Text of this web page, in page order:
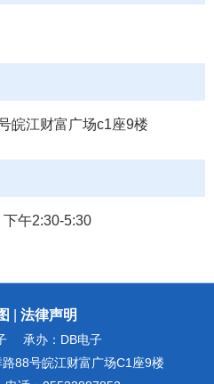
皖江财富广场c1座9楼
午2:30-5:30
法律声明
承办：DB电子
88号皖江财富广场C1座9楼